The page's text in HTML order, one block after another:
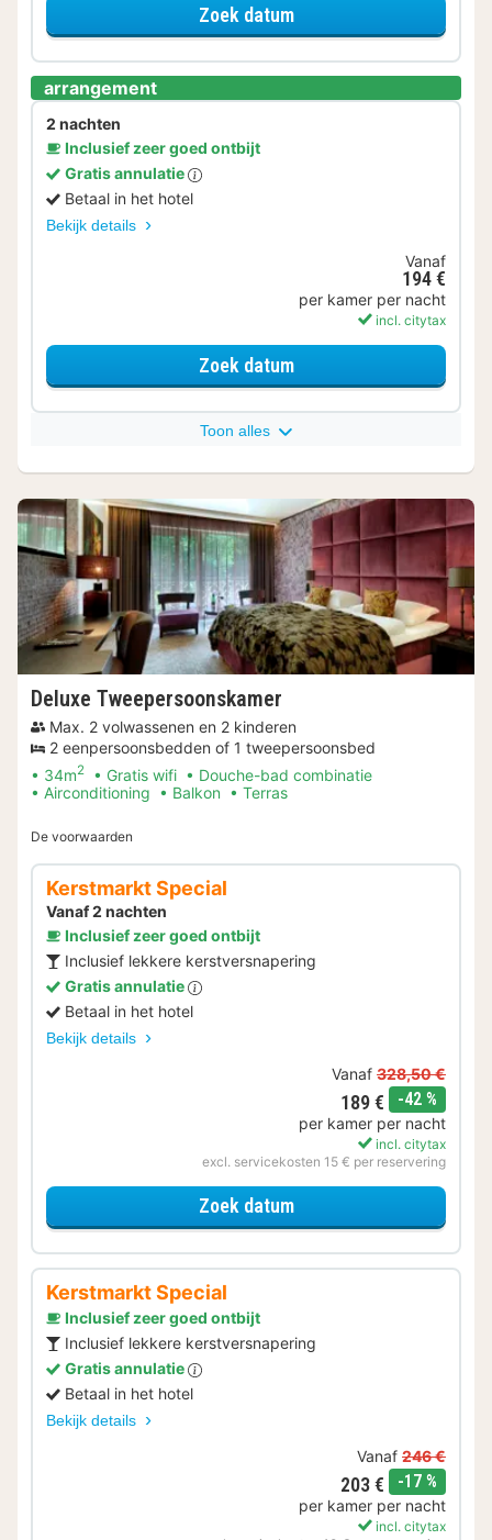
Zoek datumvoor Comfort kamer
arrangement
2 nachten
Inclusief zeer goed ontbijt
Gratis annulatie
Betaal in het hotel
Bekijk details
Vanaf
194 €
per kamer per nacht
incl. citytax
Zoek datumvoor Movie Park
Toon alles
Deluxe Tweepersoonskamer
Max. 2 volwassenen en 2 kinderen
2 eenpersoonsbedden of 1 tweepersoonsbed
34m2 Gratis wifi
Douche-bad combinatie
Airconditioning
Balkon Terras
De voorwaarden
Kerstmarkt Special
Vanaf 2 nachten
Inclusief zeer goed ontbijt
Inclusief lekkere kerstversnapering
Gratis annulatie
Betaal in het hotel
Bekijk details
Vanaf 328,50 €
189 € -42 %
per kamer per nacht
incl. citytax
excl. servicekosten 15 € per reservering
Zoek datumvoor Kerstmarkt Special
Kerstmarkt Special
Inclusief zeer goed ontbijt
Inclusief lekkere kerstversnapering
Gratis annulatie
Betaal in het hotel
Bekijk details
Vanaf 246 €
203 € -17 %
per kamer per nacht
incl. citytax